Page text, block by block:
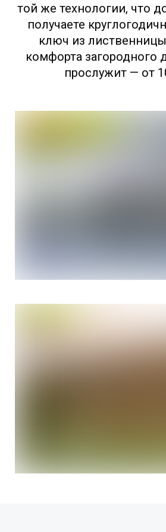
той же технологии, что
получаете
ключ из
комфорта загородного
прослужит — от